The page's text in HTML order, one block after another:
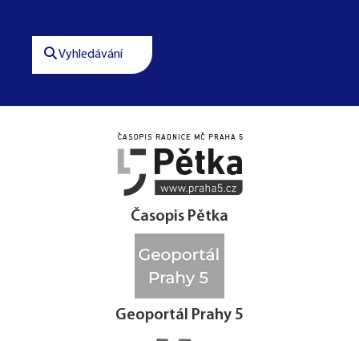
Vyhledávání
 
Časopis Pětka
Geoportál Prahy 5